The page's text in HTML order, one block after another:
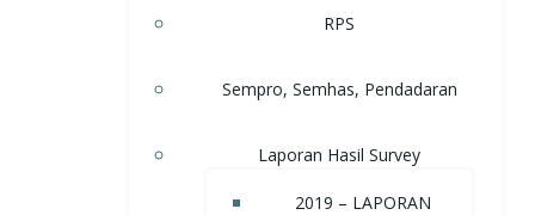
RPS
Sempro, Semhas, Pendadaran
Laporan Hasil Survey
2019 – LAPORAN